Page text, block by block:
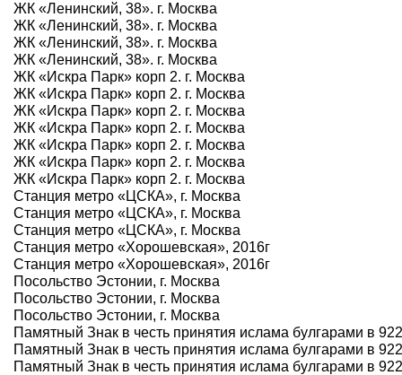
ЖК «Ленинский, 38». г. Москва
ЖК «Ленинский, 38». г. Москва
ЖК «Ленинский, 38». г. Москва
ЖК «Ленинский, 38». г. Москва
ЖК «Искра Парк» корп 2. г. Москва
ЖК «Искра Парк» корп 2. г. Москва
ЖК «Искра Парк» корп 2. г. Москва
ЖК «Искра Парк» корп 2. г. Москва
ЖК «Искра Парк» корп 2. г. Москва
ЖК «Искра Парк» корп 2. г. Москва
ЖК «Искра Парк» корп 2. г. Москва
Станция метро «ЦСКА», г. Москва
Станция метро «ЦСКА», г. Москва
Станция метро «ЦСКА», г. Москва
Станция метро «Хорошевская», 2016г
Станция метро «Хорошевская», 2016г
Посольство Эстонии, г. Москва
Посольство Эстонии, г. Москва
Посольство Эстонии, г. Москва
Памятный Знак в честь принятия ислама булгарами в 922
Памятный Знак в честь принятия ислама булгарами в 922
Памятный Знак в честь принятия ислама булгарами в 922